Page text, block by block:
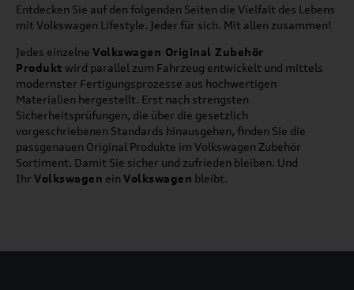
Entdecken Sie auf den folgenden Seiten die Vielfalt des Lebens
mit Volkswagen Lifestyle. Jeder für sich. Mit allen zusammen!
Jedes einzelne Volkswagen Original Zubehör
Produkt wird parallel zum Fahrzeug entwickelt und mittels
modernster Fertigungsprozesse aus hochwertigen
Materialien hergestellt. Erst nach strengsten
Sicherheitsprüfungen, die über die gesetzlich
vorgeschriebenen Standards hinausgehen, finden Sie die
passgenauen Original Produkte im Volkswagen Zubehör
Sortiment. Damit Sie sicher und zufrieden bleiben. Und
Ihr Volkswagen ein Volkswagen bleibt.